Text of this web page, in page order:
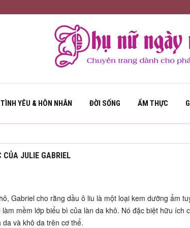
TÌNH YÊU & HÔN NHÂN ĐỜI SỐNG ẨM THỰC
CỦA JULIE GABRIEL
Gabriel cho rằng dầu ô liu là một loại kem dưỡng ẩm
mềm lớp biểu bì của làn da khô. Nó đặc biệt hữu ích
và khô da trên cơ thể.